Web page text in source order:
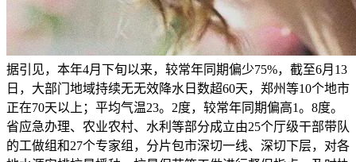
据引见，本年4月下旬以来，较常年同期偏少75%，截至6月13
日，大部门地域持续无无效降水日数超60天，郑州等10个地市
正在70天以上；平均气温23。2度，较常年同期偏高1。8度。
省应急办理、农业农村、水利等部分成立由25个厅级干部带队
的工做组和27个专家组，分片包市深切一线、深切下层，对各